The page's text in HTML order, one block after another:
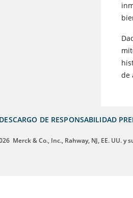
de
DESCARGO DE RESPONSABILIDAD
Merck & Co., Inc., Rahway, NJ, EE. UU.